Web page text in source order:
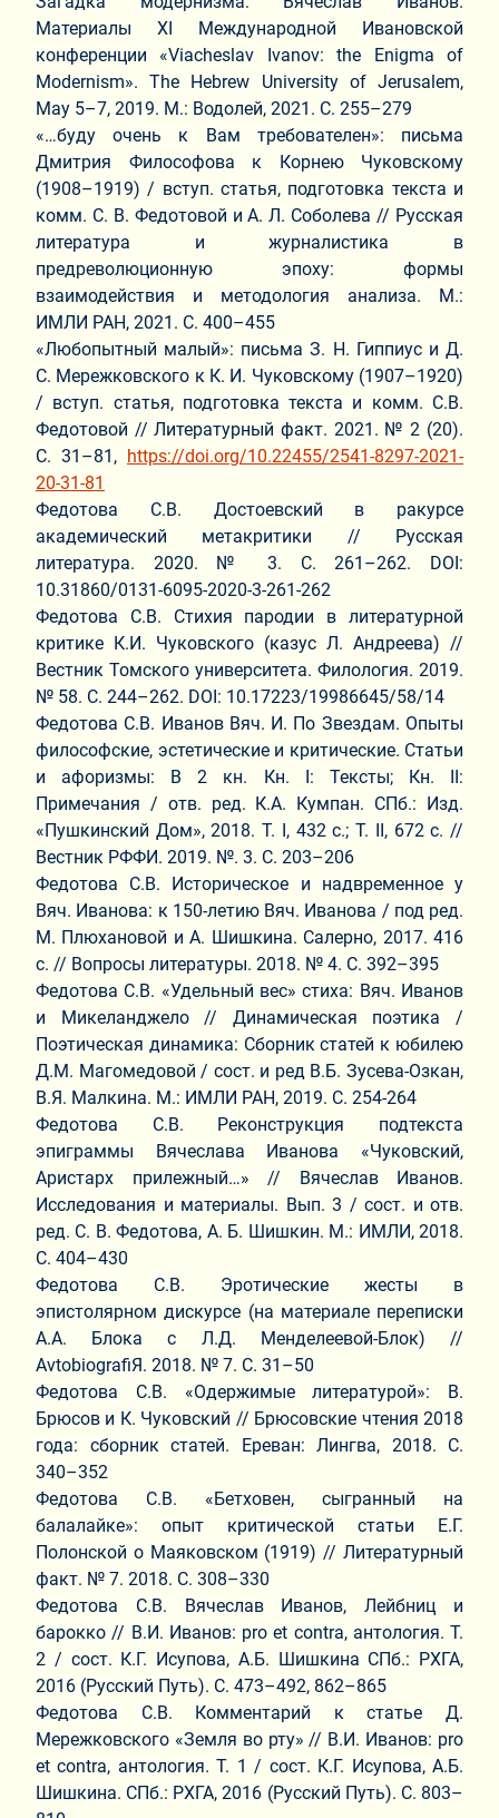
Материалы XI Международной Ивановской
конференции «Viacheslav Ivanov: the Enigma of
Modernism». The Hebrew University of Jerusalem,
May 5–7, 2019. М.: Водолей, 2021. С. 255–279
«…буду очень к Вам требователен»: письма
Дмитрия Философова к Корнею Чуковскому
(1908–1919) / вступ. статья, подготовка текста и
комм. С. В. Федотовой и А. Л. Соболева // Русская
литература и журналистика в
предреволюционную эпоху: формы
взаимодействия и методология анализа. М.:
ИМЛИ РАН, 2021. С. 400–455
«Любопытный малый»: письма З. Н. Гиппиус и Д.
С. Мережковского к К. И. Чуковскому (1907–1920)
/ вступ. статья, подготовка текста и комм. С.В.
Федотовой // Литературный факт. 2021. № 2 (20).
С. 31–81, https://doi.org/10.22455/2541-8297-2021-
20-31-81
Федотова С.В. Достоевский в ракурсе
академический метакритики // Русская
литература. 2020. № 3. С. 261–262. DOI:
10.31860/0131-6095-2020-3-261-262
Федотова С.В. Стихия пародии в литературной
критике К.И. Чуковского (казус Л. Андреева) //
Вестник Томского университета. Филология. 2019.
№ 58. С. 244–262. DOI: 10.17223/19986645/58/14
Федотова С.В. Иванов Вяч. И. По Звездам. Опыты
философские, эстетические и критические. Статьи
и афоризмы: В 2 кн. Кн. I: Тексты; Кн. II:
Примечания / отв. ред. К.А. Кумпан. СПб.: Изд.
«Пушкинский Дом», 2018. Т. I, 432 с.; Т. II, 672 с. //
Вестник РФФИ. 2019. №. 3. С. 203–206
Федотова С.В. Историческое и надвременное у
Вяч. Иванова: к 150-летию Вяч. Иванова / под ред.
М. Плюхановой и А. Шишкина. Салерно, 2017. 416
с. // Вопросы литературы. 2018. № 4. С. 392–395
Федотова С.В. «Удельный вес» стиха: Вяч. Иванов
и Микеланджело // Динамическая поэтика /
Поэтическая динамика: Сборник статей к юбилею
Д.М. Магомедовой / сост. и ред В.Б. Зусева-Озкан,
В.Я. Малкина. М.: ИМЛИ РАН, 2019. С. 254-264
Федотова С.В. Реконструкция подтекста
эпиграммы Вячеслава Иванова «Чуковский,
Аристарх прилежный…» // Вячеслав Иванов.
Исследования и материалы. Вып. 3 / сост. и отв.
ред. С. В. Федотова, А. Б. Шишкин. М.: ИМЛИ, 2018.
C. 404–430
Федотова С.В. Эротические жесты в
эпистолярном дискурсе (на материале переписки
А.А. Блока с Л.Д. Менделеевой-Блок) //
AvtobiografiЯ. 2018. № 7. С. 31–50
Федотова С.В. «Одержимые литературой»: В.
Брюсов и К. Чуковский // Брюсовские чтения 2018
года: сборник статей. Ереван: Лингва, 2018. С.
340–352
Федотова С.В. «Бетховен, сыгранный на
балалайке»: опыт критической статьи Е.Г.
Полонской о Маяковском (1919) // Литературный
факт. № 7. 2018. С. 308–330
Федотова С.В. Вячеслав Иванов, Лейбниц и
барокко // В.И. Иванов: pro et contra, антология. Т.
2 / сост. К.Г. Исупова, А.Б. Шишкина СПб.: РХГА,
2016 (Русский Путь). С. 473–492, 862–865
Федотова С.В. Комментарий к статье Д.
Мережковского «Земля во рту» // В.И. Иванов: pro
et contra, антология. Т. 1 / сост. К.Г. Исупова, А.Б.
Шишкина. СПб.: РХГА, 2016 (Русский Путь). С. 803–